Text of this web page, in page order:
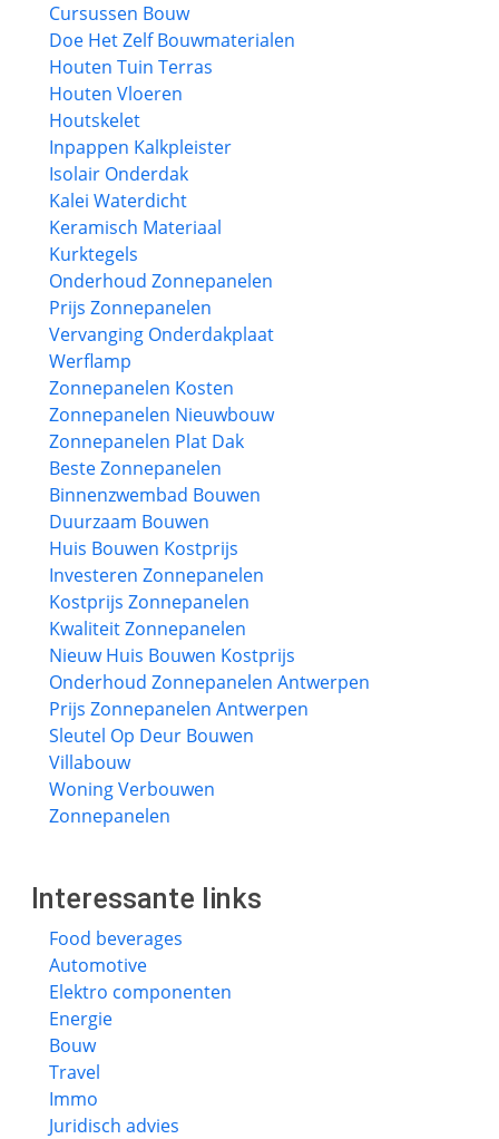
Cursussen Bouw
Doe Het Zelf Bouwmaterialen
Houten Tuin Terras
Houten Vloeren
Houtskelet
Inpappen Kalkpleister
Isolair Onderdak
Kalei Waterdicht
Keramisch Materiaal
Kurktegels
Onderhoud Zonnepanelen
Prijs Zonnepanelen
Vervanging Onderdakplaat
Werflamp
Zonnepanelen Kosten
Zonnepanelen Nieuwbouw
Zonnepanelen Plat Dak
Beste Zonnepanelen
Binnenzwembad Bouwen
Duurzaam Bouwen
Huis Bouwen Kostprijs
Investeren Zonnepanelen
Kostprijs Zonnepanelen
Kwaliteit Zonnepanelen
Nieuw Huis Bouwen Kostprijs
Onderhoud Zonnepanelen Antwerpen
Prijs Zonnepanelen Antwerpen
Sleutel Op Deur Bouwen
Villabouw
Woning Verbouwen
Zonnepanelen
Interessante links
Food beverages
Automotive
Elektro componenten
Energie
Bouw
Travel
Immo
Juridisch advies